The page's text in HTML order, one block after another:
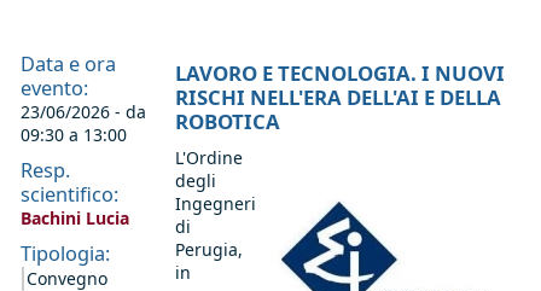
Data e ora
evento:
23/06/2026 - da
09:30 a 13:00
Resp.
scientifico:
Bachini Lucia
Tipologia:
Convegno
LAVORO E TECNOLOGIA. I NUOVI
RISCHI NELL'ERA DELL'AI E DELLA
ROBOTICA
L'Ordine
degli
Ingegneri
di
Perugia,
in